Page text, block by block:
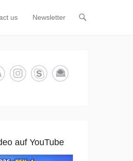
us Newsletter
auf YouTube